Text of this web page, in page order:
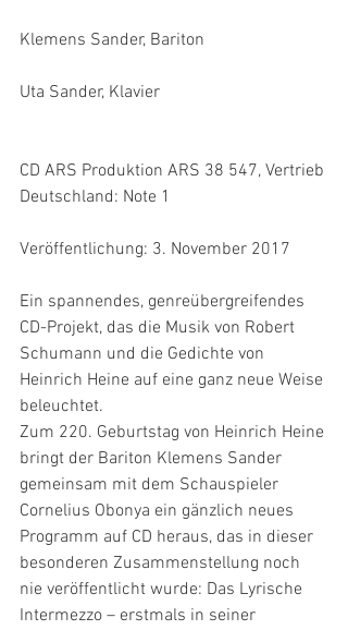
Klemens Sander, Bariton
Uta Sander, Klavier
CD ARS Produktion ARS 38 547, Vertrieb
Deutschland: Note 1
Veröffentlichung: 3. November 2017
Ein spannendes, genreübergreifendes
CD-Projekt, das die Musik von Robert
Schumann und die Gedichte von
Heinrich Heine auf eine ganz neue Weise
beleuchtet.
Zum 220. Geburtstag von Heinrich Heine
bringt der Bariton Klemens Sander
gemeinsam mit dem Schauspieler
Cornelius Obonya ein gänzlich neues
Programm auf CD heraus, das in dieser
besonderen Zusammenstellung noch
nie veröffentlicht wurde: Das Lyrische
Intermezzo – erstmals in seiner